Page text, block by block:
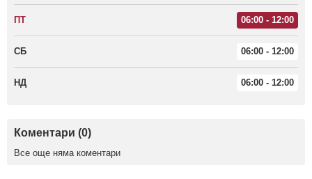
ПТ 06:00 - 12:00
СБ 06:00 - 12:00
НД 06:00 - 12:00
Коментари (0)
Все още няма коментари